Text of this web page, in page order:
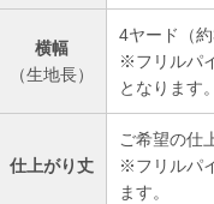
横幅
（生地長）
4ヤード（約
※フリルパ
となります。
仕上がり丈
ご希望の仕
※フリルパ
ます。